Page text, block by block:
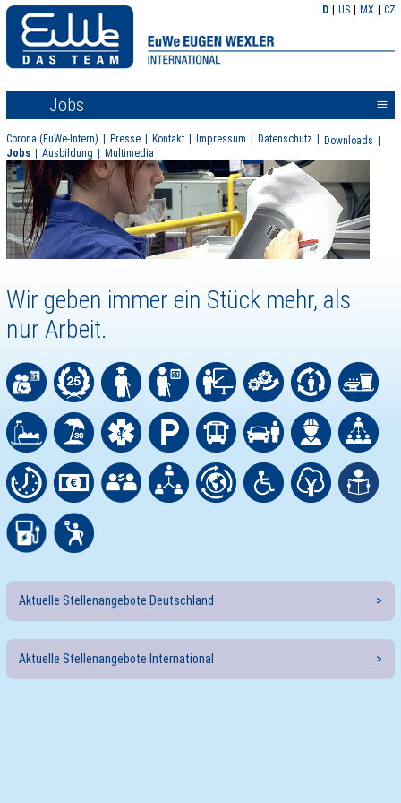
D US MX CZ
Jobs <<
Corona (EuWe-Intern) Presse Kontakt Impressum Datenschutz
Downloads
Jobs
Ausbildung Multimedia
Wir geben immer ein Stück mehr, als
nur Arbeit.
Aktuelle Stellenangebote Deutschland
Aktuelle Stellenangebote International